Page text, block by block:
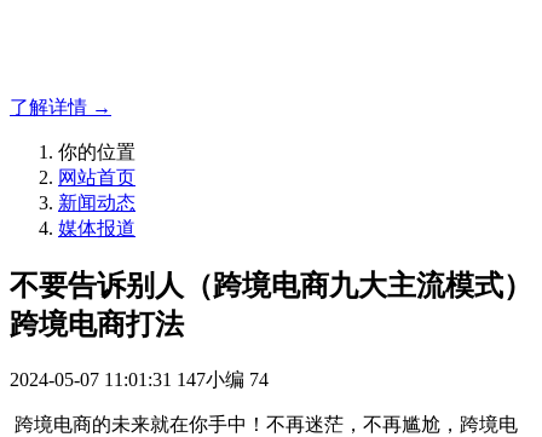
了解详情 →
你的位置
网站首页
新闻动态
媒体报道
不要告诉别人（跨境电商九大主流模式）
跨境电商打法
2024-05-07 11:01:31 147小编 74
跨境电商的未来就在你手中！不再迷茫，不再尴尬，跨境电